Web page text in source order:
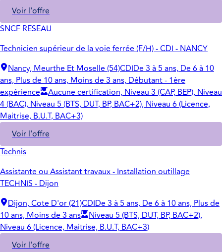
Voir l'offre
SNCF RESEAU
Technicien supérieur de la voie ferrée (F/H) - CDI - NANCY
Nancy, Meurthe Et Moselle (54)CDIDe 3 à 5 ans, De 6 à 10
ans, Plus de 10 ans, Moins de 3 ans, Débutant - 1ère
expérience
Aucune certification, Niveau 3 (CAP, BEP), Niveau
4 (BAC), Niveau 5 (BTS, DUT, BP, BAC+2), Niveau 6 (Licence,
Maitrise, B.U.T, BAC+3)
Voir l'offre
Technis
Assistante ou Assistant travaux - Installation outillage
TECHNIS - Dijon
Dijon, Cote D'or (21)CDIDe 3 à 5 ans, De 6 à 10 ans, Plus de
10 ans, Moins de 3 ans
Niveau 5 (BTS, DUT, BP, BAC+2),
Niveau 6 (Licence, Maitrise, B.U.T, BAC+3)
Voir l'offre